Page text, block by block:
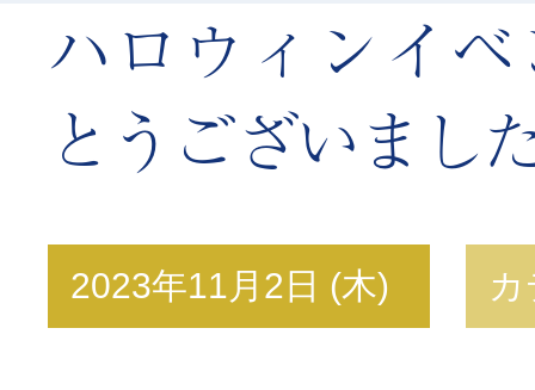
ハロウィンイ
とうございまし
2023年11月2日 (木)